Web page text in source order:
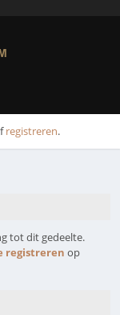
registreren.
tot dit gedeelte.
registreren op